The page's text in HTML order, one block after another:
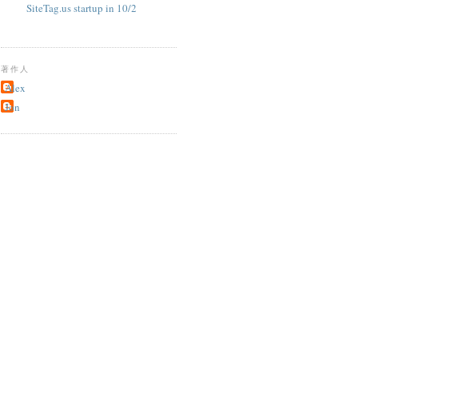
SiteTag.us startup in 10/2
著作人
Alex
Jon